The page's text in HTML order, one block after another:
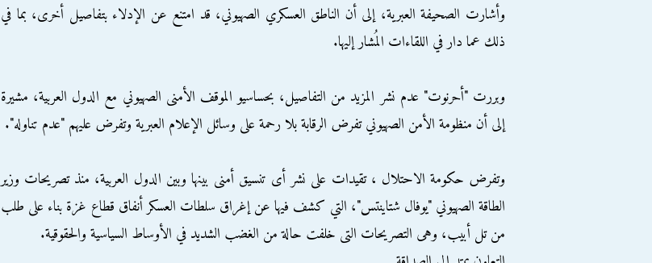
وأشارت الصحيفة العبرية، إلى أن الناطق العسكري الصهيوني، قد امتنع عن الإدلاء بتفاصيل أخرى، بما في
ذلك عما دار في اللقاءات المُشار إليها.
وبررت "أحرنوت" عدم نشر المزيد من التفاصيل، بحساسيو الموقف الأمنى الصهيوني مع الدول العربية، مشيرة
إلى أن منظومة الأمن الصهيوني تفرض الرقابة بلا رحمة على وسائل الإعلام العبرية وتفرض عليهم "عدم تناوله".
وتفرض حكومة الاحتلال ، تقيدات على نشر أى تنسيق أمنى بينها وبين الدول العربية، منذ تصريحات وزير
الطاقة الصهيوني "يوفال شتاينتس"، التي كشف فيها عن إغراق سلطات العسكر أنفاق قطاع غزة بناء على طلب
من تل أبيب، وهى التصريحات التى خلفت حالة من الغضب الشديد في الأوساط السياسية والحقوقية.